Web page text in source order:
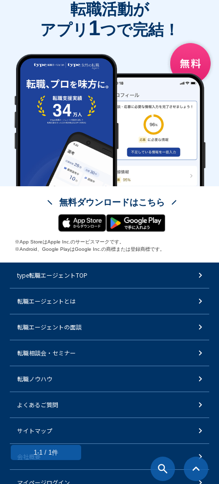
1-1 / 1件
転職活動が
アプリ 1つで完結！
無料ダウンロードはこちら
※App StoreはApple Inc.のサービスマークです。
※Android、Google PlayはGoogle Inc.の商標または登録商標です。
type転職エージェントTOP
転職エージェントとは
転職エージェントの面談
転職相談会・セミナー
転職ノウハウ
よくあるご質問
サイトマップ
会社概要
マイページログイン